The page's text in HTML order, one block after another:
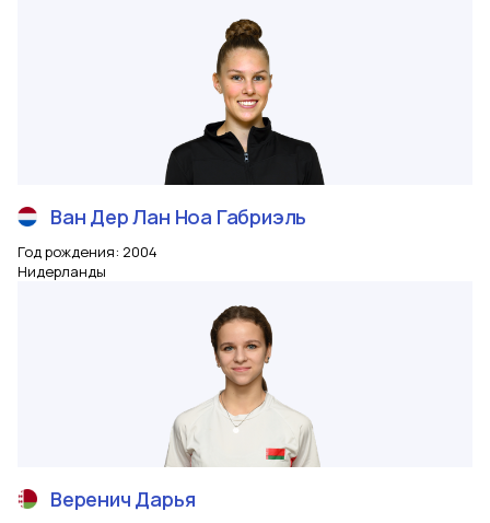
Ван Дер Лан Ноа Габриэль
Год рождения: 2004
Нидерланды
Веренич Дарья